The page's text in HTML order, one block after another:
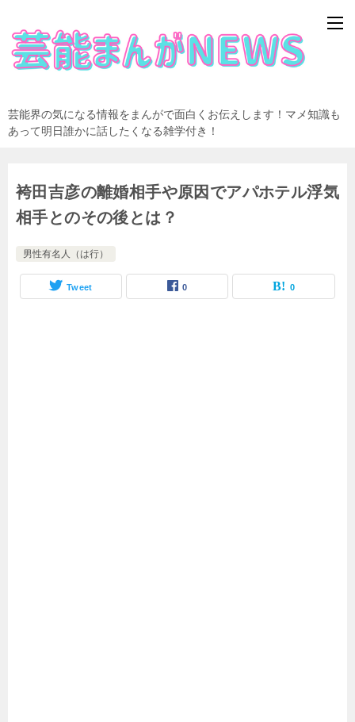
芸能界の気になる情報をまんがで面白くお伝えします！マメ知識も
あって明日誰かに話したくなる雑学付き！
袴田吉彦の離婚相手や原因でアパホテル浮気
相手とのその後とは？
男性有名人（は行）
Tweet 0 0